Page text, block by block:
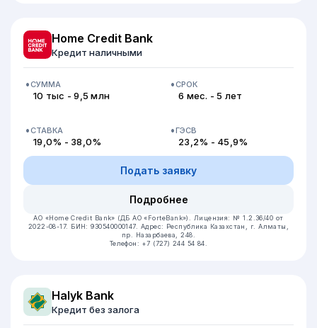
Home Credit Bank
Кредит наличными
СУММА
10 тыс - 9,5 млн
СРОК
6 мес. - 5 лет
СТАВКА
19,0% - 38,0%
ГЭСВ
23,2% - 45,9%
Подать заявку
Подробнее
АО «Home Credit Bank» (ДБ АО «ForteBank»).
Лицензия: № 1.2.36/40 от
2022-08-17. БИН: 930540000147. Адрес: Республика Казахстан, ​г. Алматы,
пр. Назарбаева, 248.
Телефон: +7 (727) 244 54 84.
Halyk Bank
Кредит без залога